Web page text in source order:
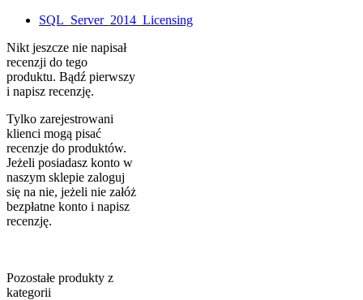
SQL_Server_2014_Licensing
Nikt jeszcze nie napisał
recenzji do tego
produktu. Bądź pierwszy
i napisz recenzję.
Tylko zarejestrowani
klienci mogą pisać
recenzje do produktów.
Jeżeli posiadasz konto w
naszym sklepie zaloguj
się na nie, jeżeli nie załóż
bezpłatne konto i napisz
recenzję.
Pozostałe produkty z
kategorii